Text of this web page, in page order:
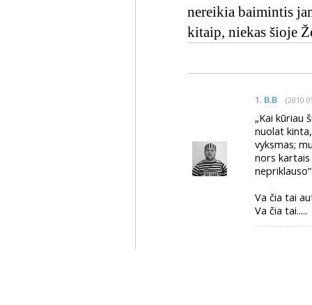
nereikia baimintis
kitaip, niekas šioje
1. B.B (2010
„Kai kūriau
nuolat
vyksmas;
nors
Va čia tai
Va čia tai.....